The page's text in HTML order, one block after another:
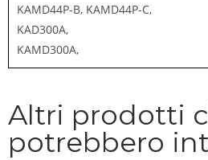
KAMD44P-B, KAMD44P-C,
KAD300A,
KAMD300A,
Altri prodotti
potrebbero